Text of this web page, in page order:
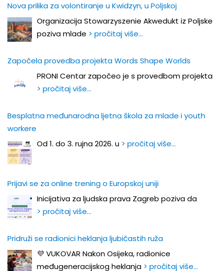
Nova prilika za volontiranje u Kwidzyn, u Poljskoj
Organizacija Stowarzyszenie Akwedukt iz Poljske
poziva mlade > pročitaj više…
Započela provedba projekta Words Shape Worlds
PRONI Centar započeo je s provedbom projekta
> pročitaj više…
Besplatna međunarodna ljetna škola za mlade i youth
workere
Od 1. do 3. rujna 2026. u > pročitaj više…
Prijavi se za online trening o Europskoj uniji
Inicijativa za ljudska prava Zagreb poziva da
> pročitaj više…
Pridruži se radionici heklanja ljubičastih ruža
💜 VUKOVAR Nakon Osijeka, radionice
međugeneracijskog heklanja > pročitaj više…